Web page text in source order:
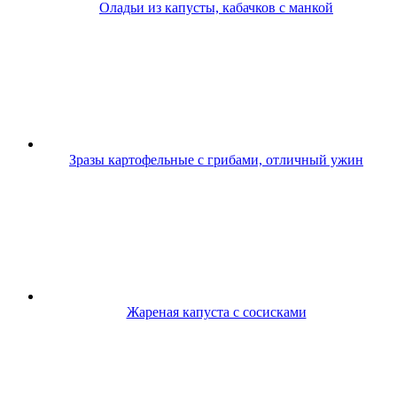
Оладьи из капусты, кабачков с манкой
Зразы картофельные с грибами, отличный ужин
Жареная капуста с сосисками